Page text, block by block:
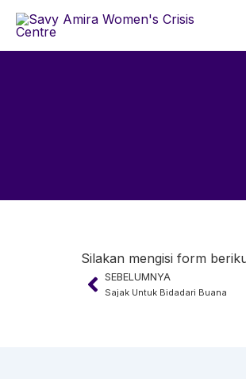
Lewati
konten
Silakan mengisi form
Prev
SEBELUMNYA
Sajak Untuk Bidadari Buana